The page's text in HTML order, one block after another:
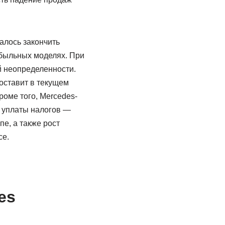
закончить
моделях. При
неопределенности.
в текущем
того, Mercedes-
уплаты налогов —
а также рост